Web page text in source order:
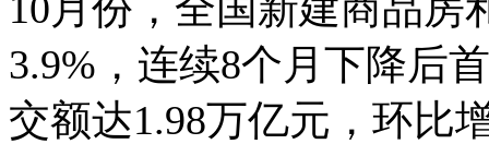
3.9%，连续8个月下降后
交额达1.98万亿元，环比